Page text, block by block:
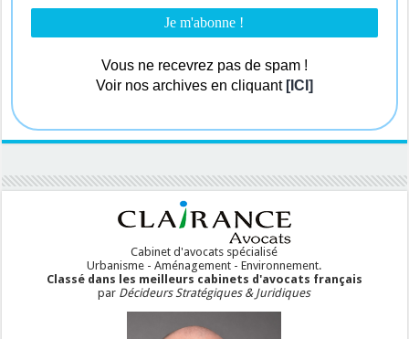
Vous ne recevrez pas de spam !
Voir nos archives en cliquant [ICI]
Cabinet d'avocats spécialisé
Urbanisme - Aménagement - Environnement.
Classé dans les meilleurs cabinets d'avocats français
par Décideurs Stratégiques & Juridiques